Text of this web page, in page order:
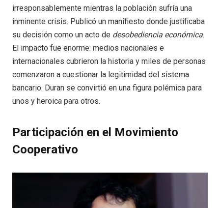
irresponsablemente mientras la población sufría una
inminente crisis. Publicó un manifiesto donde justificaba
su decisión como un acto de desobediencia económica.
El impacto fue enorme: medios nacionales e
internacionales cubrieron la historia y miles de personas
comenzaron a cuestionar la legitimidad del sistema
bancario. Duran se convirtió en una figura polémica para
unos y heroica para otros.
Participación en el Movimiento
Cooperativo